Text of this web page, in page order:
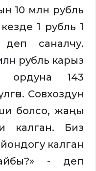
10 млн рубль
1 рубль 1
деп саналчу.
рубль карыз
ордуна 143
Совхоздун
болсо, жаңы
калган. Биз
калган
- деп